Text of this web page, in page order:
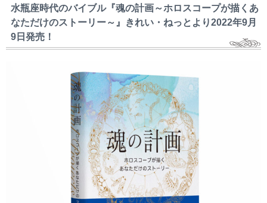
水瓶座時代のバイブル『魂の計画～ホロスコープが描くあ
なただけのストーリー～』きれい・ねっとより2022年9月
9日発売！